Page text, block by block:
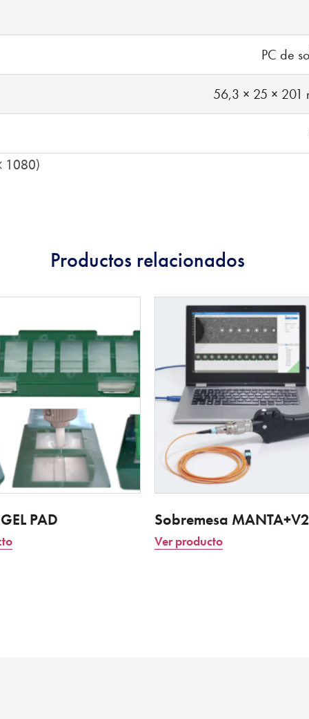
PC de
56,3 × 25 × 201
1080)
Productos relacionados
PAD Sobremesa MANTA+V2
Ver producto